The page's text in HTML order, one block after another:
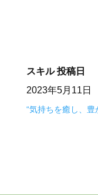
スキル 投稿日
2023年5月11日
“気持ちを癒し、